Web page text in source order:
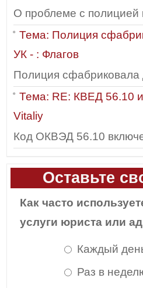
О проблеме с полицией
Тема: Полиция
УК - : Флагов
Полиция сфабриковала
Тема: RE: КВЕД 56.10 и
Vitaliy
Код ОКВЭД 56.10
Оставьте
Как часто
услуги юриста или
Каждый
Раз в